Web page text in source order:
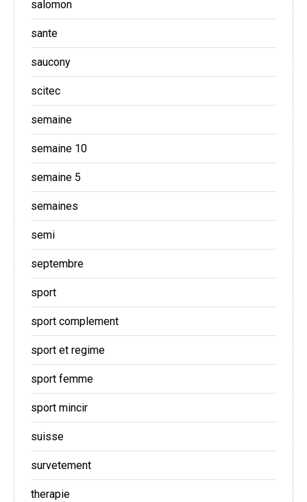
salomon
sante
saucony
scitec
semaine
semaine 10
semaine 5
semaines
semi
septembre
sport
sport complement
sport et regime
sport femme
sport mincir
suisse
survetement
therapie